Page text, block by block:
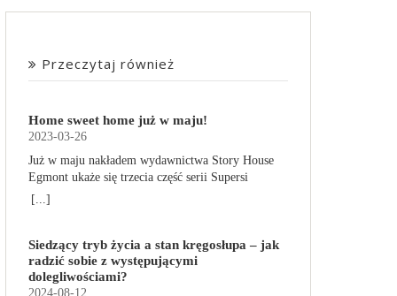
Przeczytaj również
Home sweet home już w maju!
2023-03-26
Już w maju nakładem wydawnictwa Story House
Egmont ukaże się trzecia część serii Supersi
scenarzysty Frederic Maupome. Ten tom nosi tytuł
obdarzone supermocami i wspomagane przez
robota o imieniu Al. Są rozdarte między chęcią
prowadzenia normalnego życia wśród ludzi a
[...]
Siedzący tryb życia a stan kręgosłupa – jak
radzić sobie z występującymi
dolegliwościami?
2024-08-12